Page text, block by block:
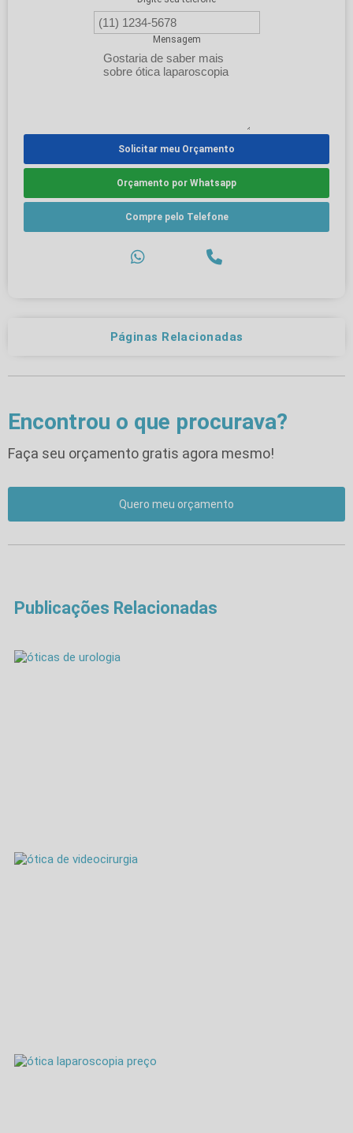
Mensagem
Solicitar meu Orçamento
Orçamento por Whatsapp
Compre pelo Telefone
Páginas Relacionadas
Encontrou o que procurava?
Faça seu orçamento gratis agora mesmo!
Quero meu orçamento
Publicações Relacionadas